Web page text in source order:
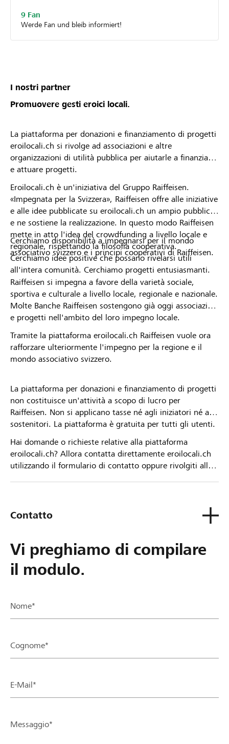
9 Fan
Werde Fan und bleib informiert!
I nostri partner
Promuovere gesti eroici locali.
La piattaforma per donazioni e finanziamento di progetti
eroilocali.ch si rivolge ad associazioni e altre
organizzazioni di utilità pubblica per aiutarle a finanziare
e attuare progetti.
Eroilocali.ch è un'iniziativa del Gruppo Raiffeisen.
«Impegnata per la Svizzera», Raiffeisen offre alle iniziative
e alle idee pubblicate su eroilocali.ch un ampio pubblico
e ne sostiene la realizzazione. In questo modo Raiffeisen
mette in atto l'idea del crowdfunding a livello locale e
regionale, rispettando la filosofia cooperativa.
Cerchiamo idee positive che possano rivelarsi utili
all'intera comunità. Cerchiamo progetti entusiasmanti.
Cerchiamo disponibilità a impegnarsi per il mondo
associativo svizzero e i principi cooperativi di Raiffeisen.
Raiffeisen si impegna a favore della varietà sociale,
sportiva e culturale a livello locale, regionale e nazionale.
Molte Banche Raiffeisen sostengono già oggi associazioni
e progetti nell'ambito del loro impegno locale.
Tramite la piattaforma eroilocali.ch Raiffeisen vuole ora
rafforzare ulteriormente l'impegno per la regione e il
mondo associativo svizzero.
La piattaforma per donazioni e finanziamento di progetti
non costituisce un'attività a scopo di lucro per
Raiffeisen. Non si applicano tasse né agli iniziatori né ai
sostenitori. La piattaforma è gratuita per tutti gli utenti.
Hai domande o richieste relative alla piattaforma
eroilocali.ch? Allora contatta direttamente eroilocali.ch
utilizzando il formulario di contatto oppure rivolgiti alla
Contatto
Vi preghiamo di compilare
il modulo.
Nome*
Cognome*
E-Mail*
Messaggio*